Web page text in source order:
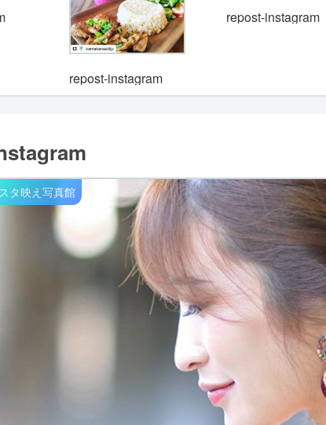
repost-instagram
repost-instagram
タ映え写真館